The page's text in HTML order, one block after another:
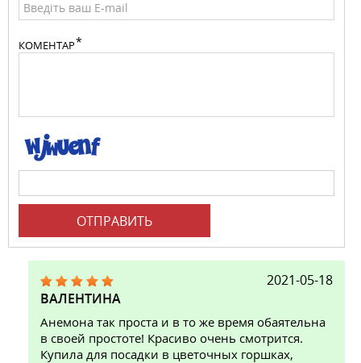
КОМЕНТАР
ОТПРАВИТЬ
2021-05-18
ВАЛЕНТИНА
Анемона так проста и в то же время обаятельна
в своей простоте! Красиво очень смотрится.
Купила для посадки в цветочных горшках,